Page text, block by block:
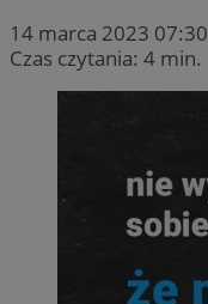
14 marca 2023 07:30
Czas czytania: 4 min.